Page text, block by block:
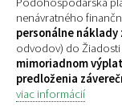
nenávratného
personálne náklady
odvodov) do
mimoriadnom
predloženia
viac informácií